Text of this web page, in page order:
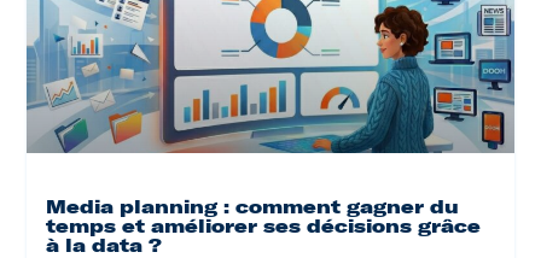
Media planning : comment gagner du
temps et améliorer ses décisions grâce
à la data ?